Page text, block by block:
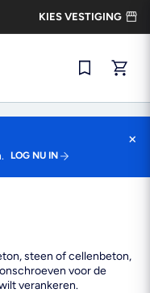
KIES VESTIGING
Snel
LOG NU IN
×
steen of cellenbeton,
voor de
verankeren.